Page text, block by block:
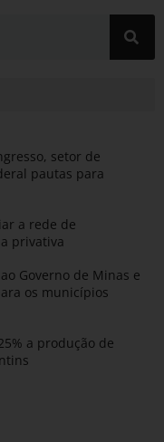
setor de
pautas para
a rede de
privativa
Governo de Minas e
os municípios
a produção de